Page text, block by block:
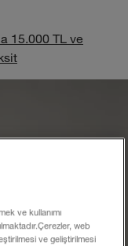
15.000 TL ve
ve kullanımı
web
ve geliştirilmesi